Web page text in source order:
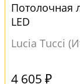
Потолочная
LED
Lucia Tucci
4 605 ₽